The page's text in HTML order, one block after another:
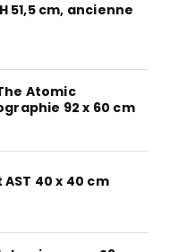
51,5 cm, ancienne
Atomic
92 x 60 cm
40 x 40 cm